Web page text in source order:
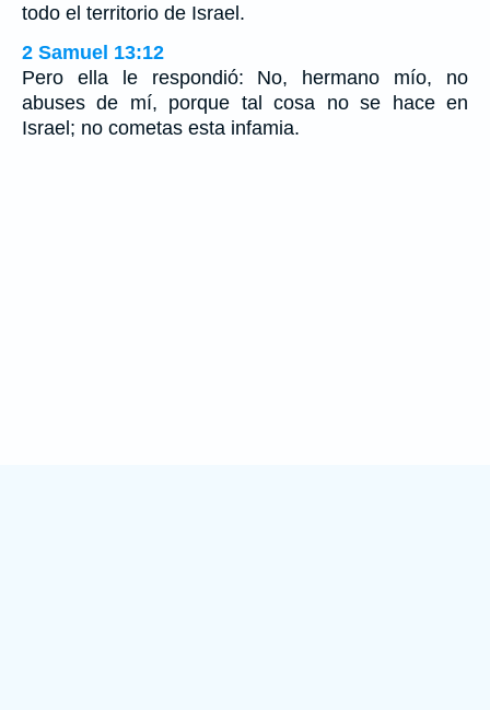
todo el territorio de Israel.
2 Samuel 13:12
Pero ella le respondió: No, hermano mío, no
abuses de mí, porque tal cosa no se hace en
Israel; no cometas esta infamia.